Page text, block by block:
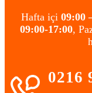
Hafta içi 09:00
09:00-17:00,
0216